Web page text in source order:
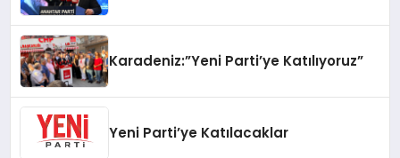
Karadeniz:”Yeni Parti’ye Katılıyoruz”
Yeni Parti’ye Katılacaklar